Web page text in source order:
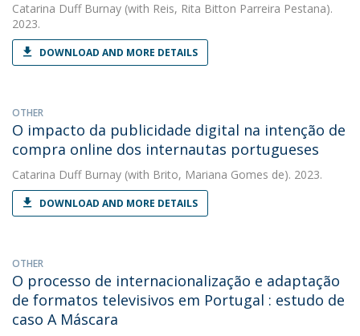
Catarina Duff Burnay (with Reis, Rita Bitton Parreira Pestana).
2023.
DOWNLOAD AND MORE DETAILS
OTHER
O impacto da publicidade digital na intenção de
compra online dos internautas portugueses
Catarina Duff Burnay (with Brito, Mariana Gomes de). 2023.
DOWNLOAD AND MORE DETAILS
OTHER
O processo de internacionalização e adaptação
de formatos televisivos em Portugal : estudo de
caso A Máscara